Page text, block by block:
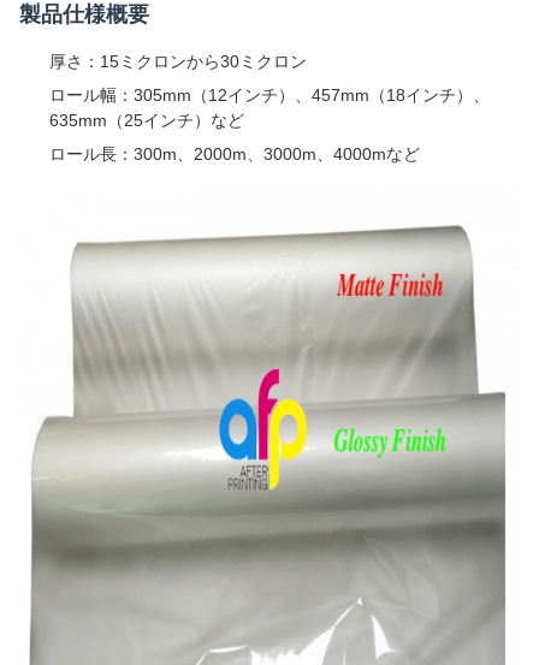
製品仕様概要
厚さ：15ミクロンから30ミクロン
ロール幅：305mm（12インチ）、457mm（18インチ）、
635mm（25インチ）など
ロール長：300m、2000m、3000m、4000mなど